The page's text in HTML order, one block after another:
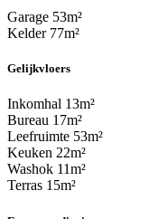
Garage 53m²
Kelder 77m²
Gelijkvloers
Inkomhal 13m²
Bureau 17m²
Leefruimte 53m²
Keuken 22m²
Washok 11m²
Terras 15m²